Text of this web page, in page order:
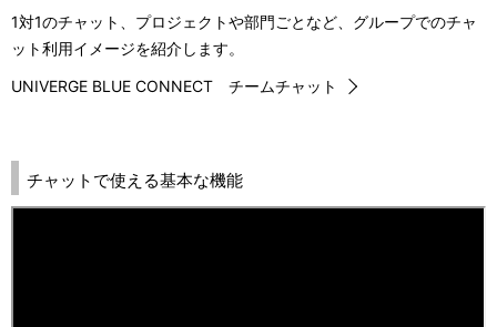
1対1のチャット、プロジェクトや部門ごとなど、グループでのチャ
ット利用イメージを紹介します。
UNIVERGE BLUE CONNECT チームチャット
チャットで使える基本な機能